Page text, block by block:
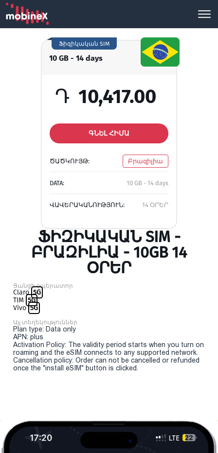
10 GB - 14 days
Ֆիզիկական SIM
Դ 10,417.00
ԳՆԵԼ ՀԻՄԱ
ԾԱԾԿՈՒՅԹ: Բրազիլիա
DATA: 10 GB - 14 days
ՎԱՎԵՐԱԿԱՆՈՒԹՅՈՒՆ: 14 ՕՐԵՐ
ՖԻԶԻԿԱԿԱՆ SIM -
ԲՐԱԶԻԼԻԱ - 10GB 14
ՕՐԵՐ
Ցանցի օպերատոր
Claro 5G
TIM 5G
Vivo 5G
Այլ տեղեկություններ
Plan type: Data only
APN: plus
Activation Policy: The validity period starts when you turn on
roaming and the eSIM connects to any supported network.
Cancellation policy: Order can not be cancelled or refunded
once the "install eSIM" button is clicked.